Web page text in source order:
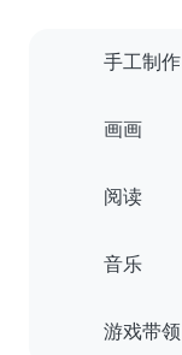
手工制作
画画
阅读
音乐
游戏带领